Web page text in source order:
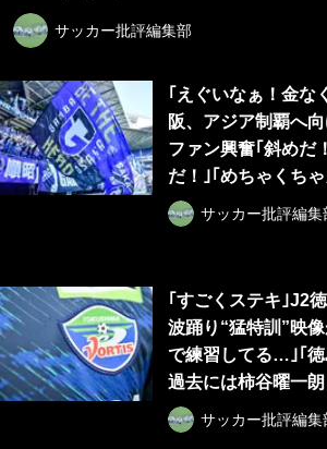
サッカー批評編集部
｢えぐいなぁ！金な
阪、アジア制覇へ
ファン興奮｢斜めだ
だ！｣｢めちゃくち
サッカー批評編集
｢すごくステキ｣J2
波踊り“猛特訓”映
で練習してる…｣｢
過去には柿谷曜一朗
サッカー批評編集